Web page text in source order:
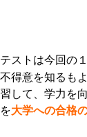
ストは今回の
得意を知るも
して、学力を
大学への合格